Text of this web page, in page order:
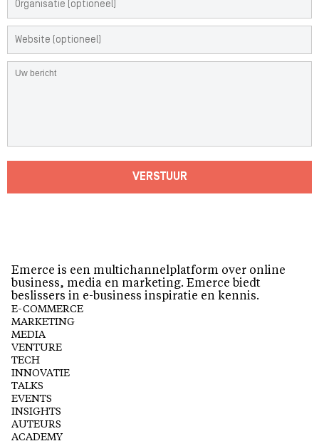
VERSTUUR
Emerce is een multichannelplatform over online
business, media en marketing. Emerce biedt
beslissers in e-business inspiratie en kennis.
E-COMMERCE
MARKETING
MEDIA
VENTURE
TECH
INNOVATIE
TALKS
EVENTS
INSIGHTS
AUTEURS
ACADEMY